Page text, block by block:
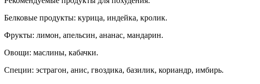
Белковые продукты: курица, индейка, кролик.
Фрукты: лимон, апельсин, ананас, мандарин.
Овощи: маслины, кабачки.
Специи: эстрагон, анис, гвоздика, базилик, кориандр, имбирь.